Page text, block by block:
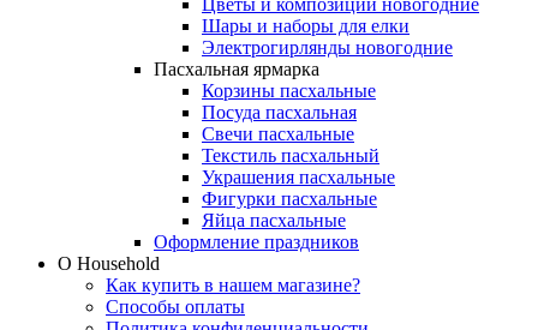
Цветы и композиции новогодние
Шары и наборы для елки
Электрогирлянды новогодние
Пасхальная ярмарка
Корзины пасхальные
Посуда пасхальная
Свечи пасхальные
Текстиль пасхальный
Украшения пасхальные
Фигурки пасхальные
Яйца пасхальные
Оформление праздников
О Household
Как купить в нашем магазине?
Способы оплаты